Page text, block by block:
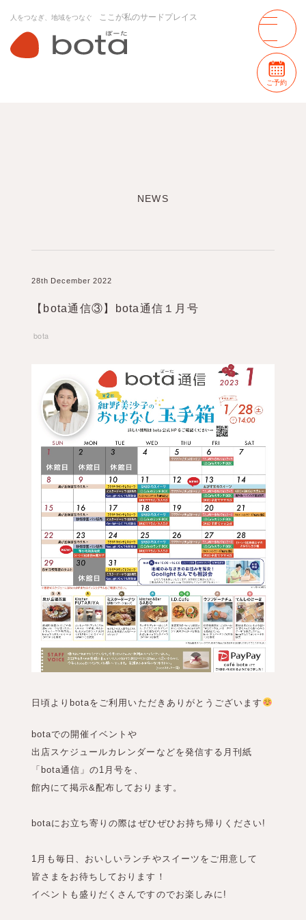
人をつなぎ、地域をつなぐ ここが私のサードプレイス
ご予約
NEWS
28th December 2022
【bota通信③】bota通信１月号
bota
日頃よりbotaをご利用いただきありがとうございます
botaでの開催イベントや
出店スケジュールカレンダーなどを発信する月刊紙
「bota通信」の1月号を、
館内にて掲示&配布しております。
botaにお立ち寄りの際はぜひぜひお持ち帰りください!
1月も毎日、おいしいランチやスイーツをご用意して
皆さまをお待ちしております！
イベントも盛りだくさんですのでお楽しみに!